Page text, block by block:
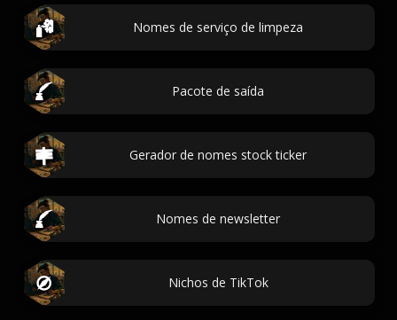
Nomes de serviço de limpeza
Pacote de saída
Gerador de nomes stock ticker
Nomes de newsletter
Nichos de TikTok